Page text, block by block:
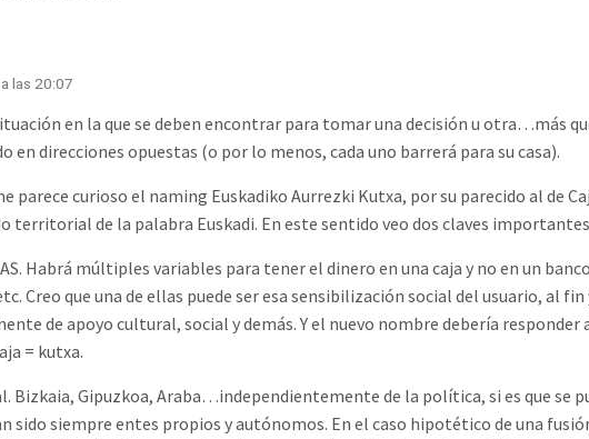
las 20:07
en la que se deben encontrar para tomar una decisión u otra…más
en direcciones opuestas (o por lo menos, cada uno barrerá para su casa).
parece curioso el naming Euskadiko Aurrezki Kutxa, por su parecido al de
territorial de la palabra Euskadi. En este sentido veo dos claves
Habrá múltiples variables para tener el dinero en una caja y no en un
Creo que una de ellas puede ser esa sensibilización social del usuario, al fin
de apoyo cultural, social y demás. Y el nuevo nombre debería responder
= kutxa.
Bizkaia, Gipuzkoa, Araba…independientemente de la política, si es que se
siempre entes propios y autónomos. En el caso hipotético de una